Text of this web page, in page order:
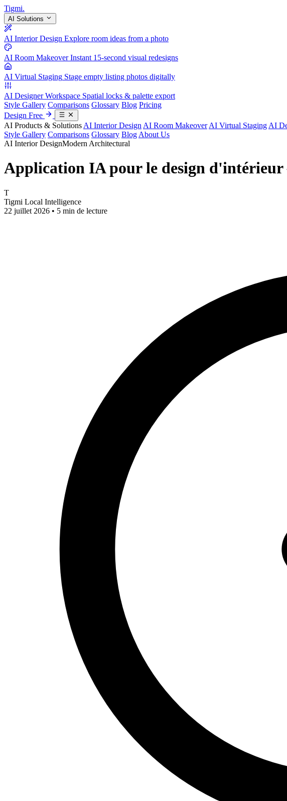
Tigmi.
AI Solutions
AI Interior Design Explore room ideas from a photo
AI Room Makeover Instant 15-second visual redesigns
AI Virtual Staging Stage empty listing photos digitally
AI Designer Workspace Spatial locks & palette export
Style Gallery Comparisons Glossary Blog Pricing
Design Free
AI Products & Solutions AI Interior Design AI Room Makeover AI Virtual Staging AI
Style Gallery Comparisons Glossary Blog About Us
AI Interior DesignModern Architectural
Application IA pour le design
T
Tigmi Local Intelligence
22 juillet 2026 • 5 min de lecture